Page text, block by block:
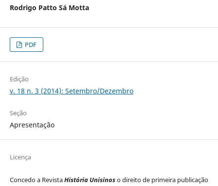
Rodrigo Patto Sá Motta
PDF
Edição
v. 18 n. 3 (2014): Setembro/Dezembro
Seção
Apresentação
Licença
Concedo a RevistaHistória Unisinoso direito de primeira publicação